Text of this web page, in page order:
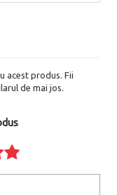
acest produs. Fii
de mai jos.